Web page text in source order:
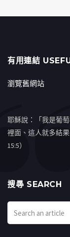
有用連結
瀏覽舊網站
耶穌說：「我是葡
裡面、這人就多結
15:5）
搜㝷 SEARCH